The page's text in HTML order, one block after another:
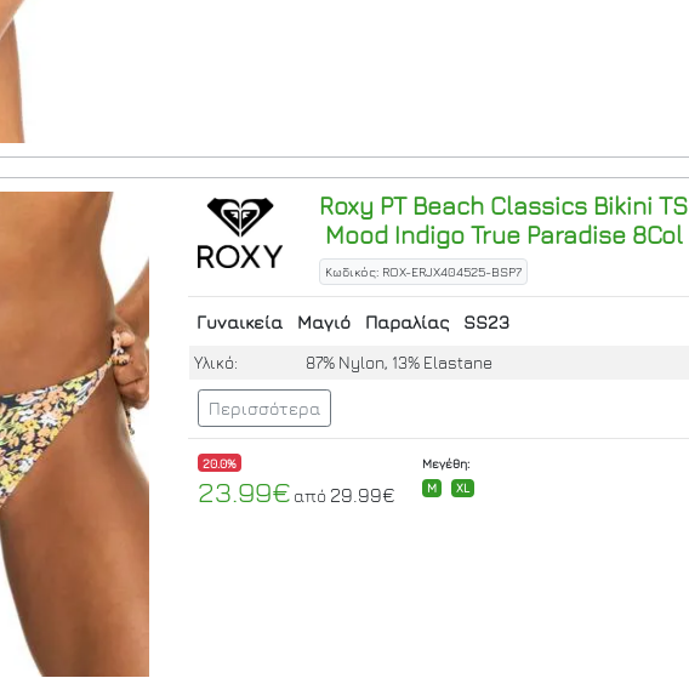
Roxy PT Beach Classics Bikini TS
Mood Indigo True Paradise 8Col
Κωδικός: ROX-ERJX404525-BSP7
Γυναικεία Μαγιό Παραλίας SS23
Υλικό: 87% Nylon, 13% Elastane
Περισσότερα
20.0%
23.99€ από 29.99€
Μεγέθη:
M
XL